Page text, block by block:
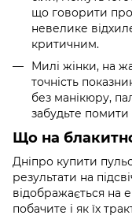
що говорити про
невелике
критичним.
Милі жінки, на
точність
без манікюру,
забудьте
Що на
Дніпро купити
результати на
відображається на
побачите і як їх